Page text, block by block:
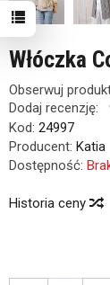
Włóczka
Obserwuj
Dodaj recenzję:
Kod: 24997
Producent: Katia
Dostępność:
Historia ceny
interesują